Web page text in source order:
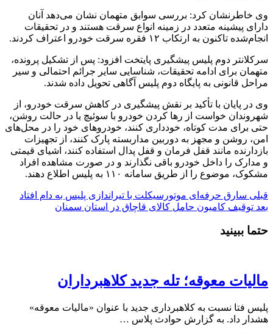
وی خاطرنشان کرد: بررسی سوابق متهمان نشان می‌دهد آنان
دارای پیشینه متعدد در زمینه انواع سرقت هستند و در تحقیقات
انجام‌شده تاکنون به ارتکاب ۱۲ فقره سرقت خودرو اعتراف کردند.
سرکلانتر دوم پلیس پیشگیری پایتخت افزود: پس از تشکیل پرونده،
متهمان برای ادامه تحقیقات، شناسایی سایر جرائم احتمالی و سیر
مراحل قانونی به پایگاه دوم پلیس آگاهی تحویل داده شدند.
وی در پایان با تأکید بر نقش پیشگیری در کاهش سرقت خودرو، از
شهروندان خواست از رها کردن خودرو با سوئیچ یا در حالت روشن،
حتی برای مدت کوتاه، خودداری کنند، خودرو‌های خود را در محل‌های
امن، روشن و مجهز به دوربین مداربسته پارک کنند، از تجهیزات
بازدارنده مانند قفل فرمان و قفل پدال استفاده کنند، اشیای قیمتی
و مدارک را داخل خودرو باقی نگذارند و در صورت مشاهده افراد
مشکوک، موضوع را از طریق سامانه ۱۱۰ به پلیس اطلاع دهند.
قبلی سارق حرفه‌ای موتورسیکلت با تیراندازی پلیس به دام افتاد
بعد توقیف کامیون حامل کالای قاچاق در استان سمنان
حتما ببینید
مالیات معوقه؛ تله جدید کلاهبرداران
پلیس فتا نسبت به کلاهبرداری جدید با عنوان «مالیات معوقه»
هشدار داد. به گزارش حوادث پلاس …